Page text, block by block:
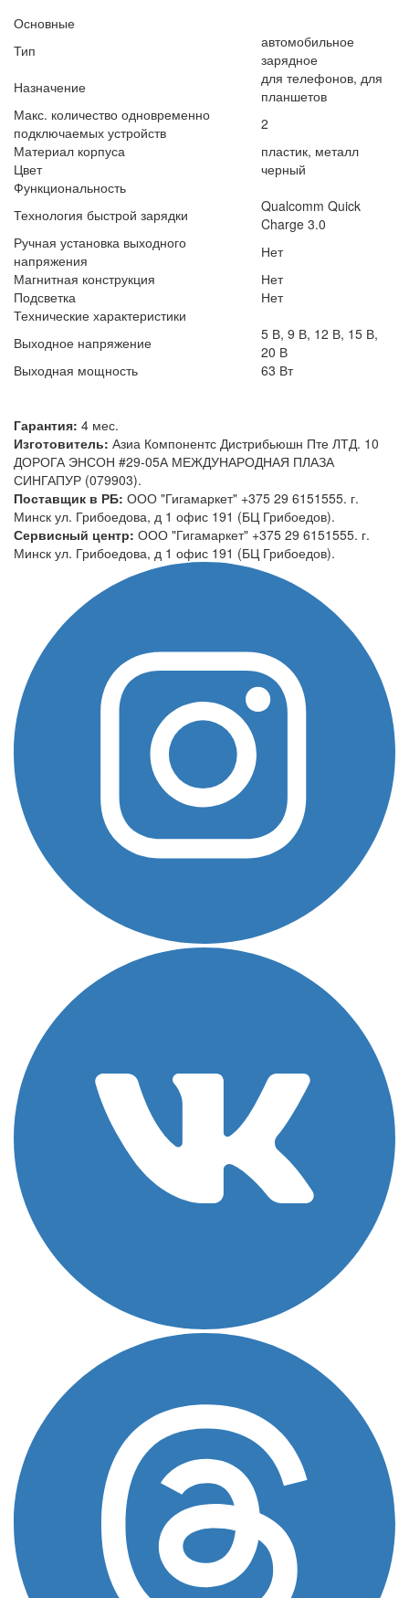
Основные
Тип
автомобильное
зарядное
Назначение
для телефонов, для
планшетов
Макс. количество одновременно
подключаемых устройств
2
Материал корпуса
пластик, металл
Цвет
черный
Функциональность
Технология быстрой зарядки
Qualcomm Quick
Charge 3.0
Ручная установка выходного
напряжения
Нет
Магнитная конструкция
Нет
Подсветка
Нет
Технические характеристики
Выходное напряжение
5 В, 9 В, 12 В, 15 В,
20 В
Выходная мощность
63 Вт
Гарантия: 4 мес.
Изготовитель: Азиа Компонентс Дистрибьюшн Пте ЛТД. 10
ДОРОГА ЭНСОН #29-05А МЕЖДУНАРОДНАЯ ПЛАЗА
СИНГАПУР (079903).
Поставщик в РБ: ООО "Гигамаркет" +375 29 6151555. г.
Минск ул. Грибоедова, д 1 офис 191 (БЦ Грибоедов).
Сервисный центр: ООО "Гигамаркет" +375 29 6151555. г.
Минск ул. Грибоедова, д 1 офис 191 (БЦ Грибоедов).